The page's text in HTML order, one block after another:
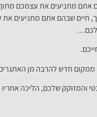
אתם מתניעים את עצמכם
חיים שבהם אתם מתניעים את
חדש להרבה מן
והמזוקק שלכם, הליכה